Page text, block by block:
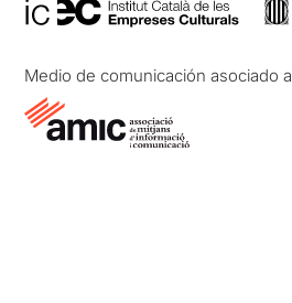
Medio de comunicación asociado a